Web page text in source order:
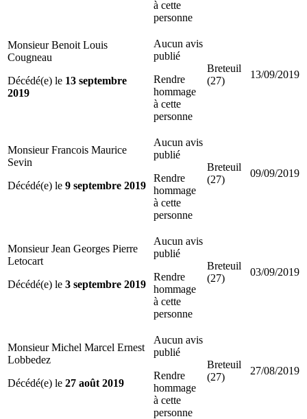
à cette
personne
Monsieur Benoit Louis
Cougneau
Décédé(e) le 13 septembre
2019
Aucun avis
publié
Rendre
hommage
à cette
personne
Breteuil
(27)
13/09/2019
Monsieur Francois Maurice
Sevin
Décédé(e) le 9 septembre 2019
Aucun avis
publié
Rendre
hommage
à cette
personne
Breteuil
(27)
09/09/2019
Monsieur Jean Georges Pierre
Letocart
Décédé(e) le 3 septembre 2019
Aucun avis
publié
Rendre
hommage
à cette
personne
Breteuil
(27)
03/09/2019
Monsieur Michel Marcel Ernest
Lobbedez
Décédé(e) le 27 août 2019
Aucun avis
publié
Rendre
hommage
à cette
personne
Breteuil
(27)
27/08/2019